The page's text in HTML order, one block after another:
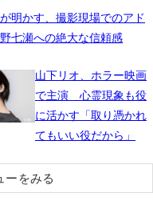
明かす、撮影現場でのアド
七瀬への絶大な信頼感
山下リオ、ホラー映画
で主演 心霊現象も役
に活かす「取り憑かれ
てもいい役だから」
ーをみる